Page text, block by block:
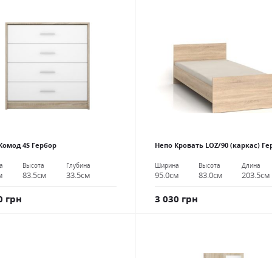
4S Гербор
Высота
83.5см
Глубина
33.5см
грн
Непо Кровать LOZ/90 (каркас)
Ширина
95.0см
Высота
83.0см
Длина
203.5см
3 030 грн